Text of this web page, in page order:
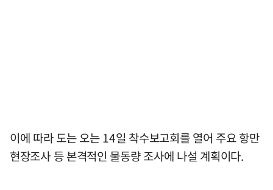
이에 따라 도는 오는 14일 착수보고회를 열어 주요 항만
현장조사 등 본격적인 물동량 조사에 나설 계획이다.